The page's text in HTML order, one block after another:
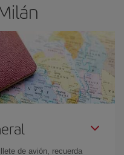
de avión, recuerda